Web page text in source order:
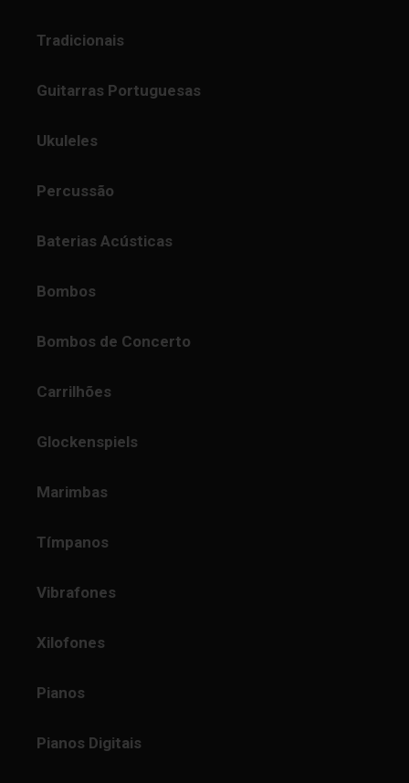
Tradicionais
Guitarras Portuguesas
Ukuleles
Percussão
Baterias Acústicas
Bombos
Bombos de Concerto
Carrilhões
Glockenspiels
Marimbas
Tímpanos
Vibrafones
Xilofones
Pianos
Pianos Digitais